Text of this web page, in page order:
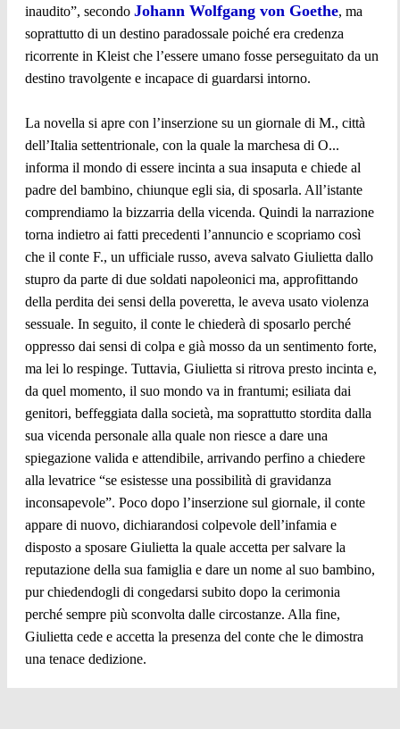
inaudito”, secondo Johann Wolfgang von Goethe, ma
soprattutto di un destino paradossale poiché era credenza
ricorrente in Kleist che l’essere umano fosse perseguitato da un
destino travolgente e incapace di guardarsi intorno.
La novella si apre con l’inserzione su un giornale di M., città
dell’Italia settentrionale, con la quale la marchesa di O...
informa il mondo di essere incinta a sua insaputa e chiede al
padre del bambino, chiunque egli sia, di sposarla. All’istante
comprendiamo la bizzarria della vicenda. Quindi la narrazione
torna indietro ai fatti precedenti l’annuncio e scopriamo così
che il conte F., un ufficiale russo, aveva salvato Giulietta dallo
stupro da parte di due soldati napoleonici ma, approfittando
della perdita dei sensi della poveretta, le aveva usato violenza
sessuale. In seguito, il conte le chiederà di sposarlo perché
oppresso dai sensi di colpa e già mosso da un sentimento forte,
ma lei lo respinge. Tuttavia, Giulietta si ritrova presto incinta e,
da quel momento, il suo mondo va in frantumi; esiliata dai
genitori, beffeggiata dalla società, ma soprattutto stordita dalla
sua vicenda personale alla quale non riesce a dare una
spiegazione valida e attendibile, arrivando perfino a chiedere
alla levatrice “se esistesse una possibilità di gravidanza
inconsapevole”. Poco dopo l’inserzione sul giornale, il conte
appare di nuovo, dichiarandosi colpevole dell’infamia e
disposto a sposare Giulietta la quale accetta per salvare la
reputazione della sua famiglia e dare un nome al suo bambino,
pur chiedendogli di congedarsi subito dopo la cerimonia
perché sempre più sconvolta dalle circostanze. Alla fine,
Giulietta cede e accetta la presenza del conte che le dimostra
una tenace dedizione.